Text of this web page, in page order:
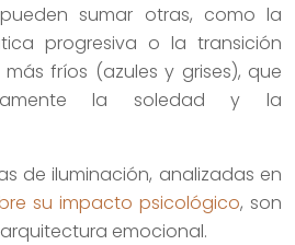
sumar otras, como la
progresiva o la transición
fríos (azules y grises), que
la soledad y la
de iluminación, analizadas en
su impacto psicológico, son
emocional.